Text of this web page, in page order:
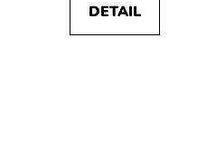
DETAIL